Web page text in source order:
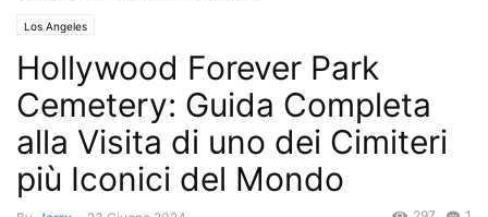
Los Angeles
Hollywood Forever Park
Cemetery: Guida Completa
alla Visita di uno dei Cimiteri
più Iconici del Mondo